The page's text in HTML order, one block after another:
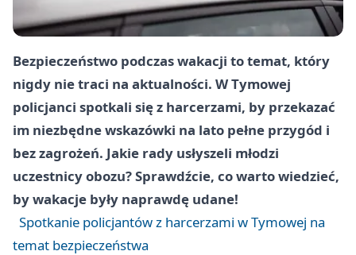
Bezpieczeństwo podczas wakacji to temat, który
nigdy nie traci na aktualności. W Tymowej
policjanci spotkali się z harcerzami, by przekazać
im niezbędne wskazówki na lato pełne przygód i
bez zagrożeń. Jakie rady usłyszeli młodzi
uczestnicy obozu? Sprawdźcie, co warto wiedzieć,
by wakacje były naprawdę udane!
Spotkanie policjantów z harcerzami w Tymowej na
temat bezpieczeństwa